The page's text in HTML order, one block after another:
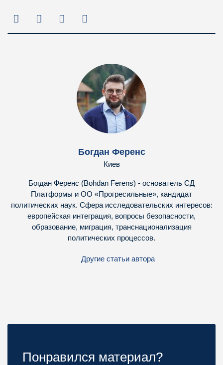
Богдан Ференс
Киев
Богдан Ференс (Bohdan Ferens) - основатель СД
Платформы и ОО «Прогресильные», кандидат
политических наук. Сфера исследовательских интересов:
европейская интеграция, вопросы безопасности,
образование, миграция, транснационализация
политических процессов.
Другие статьи автора
Понравился материал?